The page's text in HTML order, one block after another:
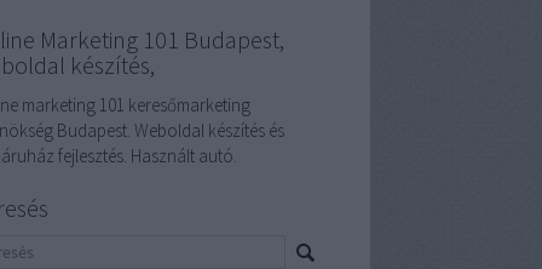
Marketing 101 Budapest,
készítés,
marketing 101 keresőmarketing
Budapest. Weboldal készítés és
fejlesztés. Használt autó.